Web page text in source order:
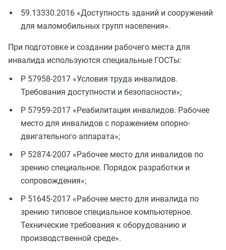
59.13330.2016 «Доступность зданий и сооружений
для маломобильных групп населения».
При подготовке и создании рабочего места для
инвалида используются специальные ГОСТы:
Р 57958-2017 «Условия труда инвалидов.
Требования доступности и безопасности»;
Р 57959-2017 «Реабилитация инвалидов. Рабочее
место для инвалидов с поражением опорно-
двигательного аппарата»;
Р 52874-2007 «Рабочее место для инвалидов по
зрению специальное. Порядок разработки и
сопровождения»;
Р 51645-2017 «Рабочее место для инвалида по
зрению типовое специальное компьютерное.
Технические требования к оборудованию и
производственной среде».